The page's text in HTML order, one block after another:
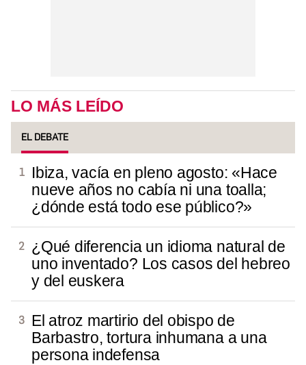
LO MÁS LEÍDO
EL DEBATE
Ibiza, vacía en pleno agosto: «Hace
nueve años no cabía ni una toalla;
¿dónde está todo ese público?»
¿Qué diferencia un idioma natural de
uno inventado? Los casos del hebreo
y del euskera
El atroz martirio del obispo de
Barbastro, tortura inhumana a una
persona indefensa